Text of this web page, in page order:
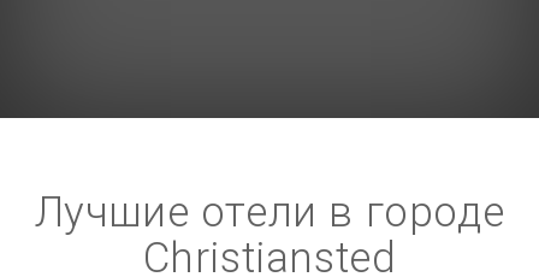
Лучшие отели в городе
Christiansted